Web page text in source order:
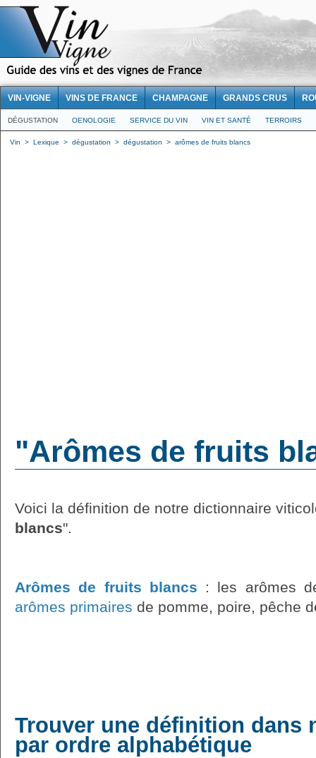
VIN-VIGNE VINS DE FRANCE CHAMPAGNE GRANDS CRUS
DÉGUSTATION OENOLOGIE SERVICE DU VIN VIN ET SANTÉ TERROIRS
Vin > Lexique > dégustation > dégustation > arômes de fruits blancs
"Arômes de fruits
Voici la définition de notre dictionnaire
blancs".
Arômes de fruits blancs : les arômes
arômes primaires de pomme, poire, pêche
Trouver une définition dans
par ordre alphabétique